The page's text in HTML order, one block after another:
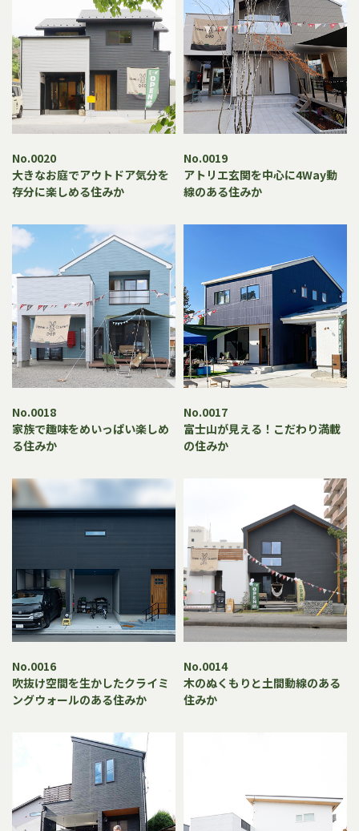
No.0020
大きなお庭でアウトドア気分を
存分に楽しめる住みか
No.0019
アトリエ玄関を中心に4Way動
線のある住みか
No.0018
家族で趣味をめいっぱい楽しめ
る住みか
No.0017
富士山が見える！こだわり満載
の住みか
No.0016
吹抜け空間を生かしたクライミ
ングウォールのある住みか
No.0014
木のぬくもりと土間動線のある
住みか